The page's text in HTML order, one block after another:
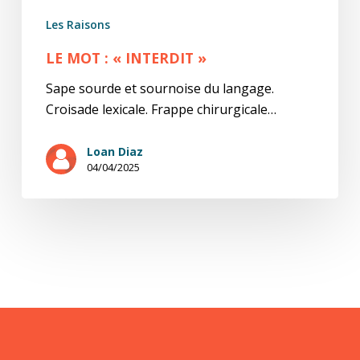
Les Raisons
LE MOT : « INTERDIT »
Sape sourde et sournoise du langage.
Croisade lexicale. Frappe chirurgicale…
Loan Diaz
04/04/2025